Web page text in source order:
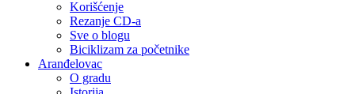
Korišćenje
Rezanje CD-a
Sve o blogu
Biciklizam za početnike
Aranđelovac
O gradu